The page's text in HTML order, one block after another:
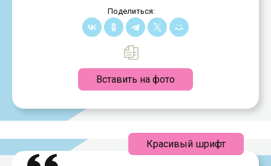
Поделиться:
Вставить на фото
Красивый шрифт